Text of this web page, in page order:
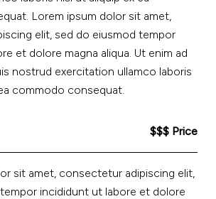
Lorem ipsum dolor sit amet,
elit, sed do eiusmod tempor
et dolore magna aliqua. Ut enim ad
nostrud exercitation ullamco laboris
commodo consequat.
$$$ Price
sit amet, consectetur adipiscing elit,
incididunt ut labore et dolore